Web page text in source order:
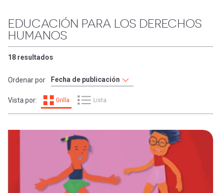
entrar
a
mi
cuenta
Comunidad
Expand
Exploración
Expand
[Educarchile
Mobile]
Menú
Inicia
Regístrate
enlaces
de
ayuda
a
la
navegación
EDUCACIÓN PARA LOS DERECHOS
HUMANOS
18 resultados
Ordenar por
Vista por: Grilla Lista
registrarte.